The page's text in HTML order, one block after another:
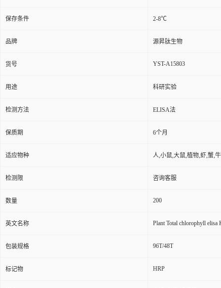
保存条件 2-8℃
品牌 源昇肽生物
货号 YST-A15803
用途 科研实验
检测方法 ELISA法
保质期 6个月
适应物种 人,小鼠,大鼠,植物,虾,蟹,
检测限 咨询客服
数量 200
英文名称 Plant Total chlorophyll elisa
包装规格 96T/48T
标记物 HRP